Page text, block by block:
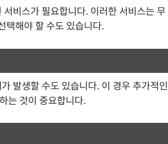
비스가 필요합니다. 이러한 서비스는 무
택해야 할 수도 있습니다.
발생할 수도 있습니다. 이 경우 추가적인
는 것이 중요합니다.